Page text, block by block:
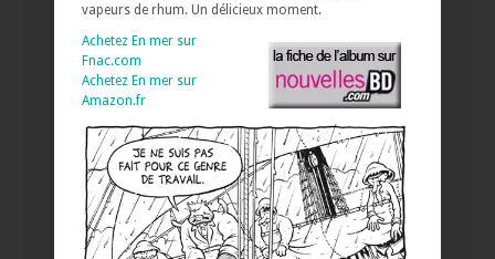
vapeurs de rhum. Un délicieux moment.
Achetez En mer sur
Fnac.com
Achetez En mer sur
Amazon.fr